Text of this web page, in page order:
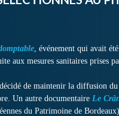
, événement qui avait
aux mesures sanitaires prises
de maintenir la diffusion
Un autre documentaire Le
du Patrimoine de